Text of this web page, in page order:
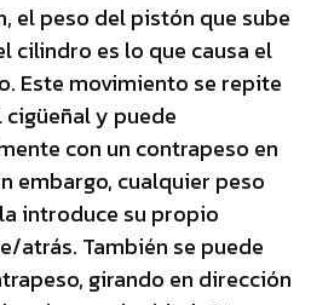
el peso del pistón que sube
cilindro es lo que causa el
Este movimiento se repite
y puede
con un contrapeso en
embargo, cualquier peso
introduce su propio
atrás. También se puede
girando en dirección